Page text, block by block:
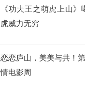
《功夫王之萌虎上山
虎威力无穷
恋恋庐山，美美与共！
情电影周